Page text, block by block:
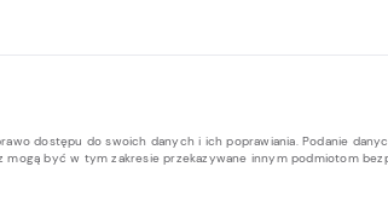
dostępu do swoich danych i ich poprawiania. Podanie
być w tym zakresie przekazywane innym podmiotom